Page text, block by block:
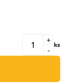
-
+ ks